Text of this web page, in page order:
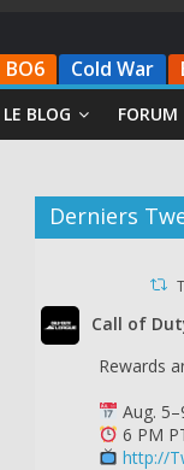
BO6 Cold War
LE BLOG FORUM
Derniers
Call of
Rewards
Aug.
6 PM
http://